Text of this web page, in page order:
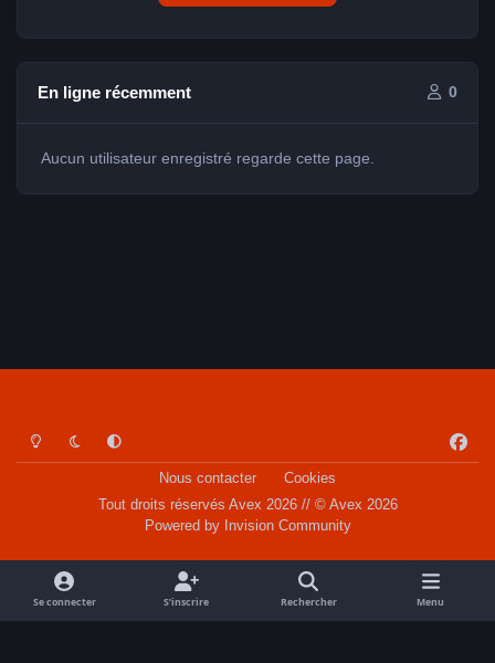
En ligne récemment 0
Aucun utilisateur enregistré regarde cette page.
Light ModeDark ModeSystem Preference
a
o
k
Nous contacter
Cookies
Tout droits réservés Avex 2026 // © Avex 2026
Powered by Invision Community
Se connecter S’inscrire Rechercher Menu